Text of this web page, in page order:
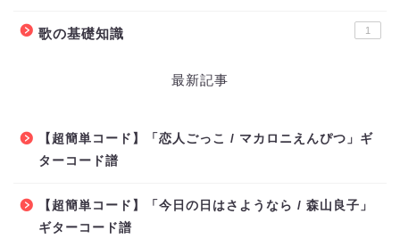
歌の基礎知識 1
最新記事
【超簡単コード】「恋人ごっこ / マカロニえんぴつ」ギ
ターコード譜
【超簡単コード】「今日の日はさようなら / 森山良子」
ギターコード譜